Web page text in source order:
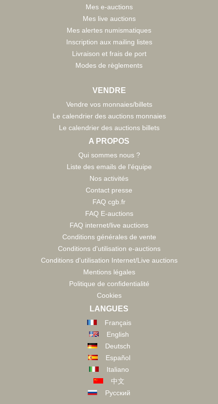
Mes e-auctions
Mes live auctions
Mes alertes numismatiques
Inscription aux mailing listes
Livraison et frais de port
Modes de règlements
VENDRE
Vendre vos monnaies/billets
Le calendrier des auctions monnaies
Le calendrier des auctions billets
A PROPOS
Qui sommes nous ?
Liste des emails de l'équipe
Nos activités
Contact presse
FAQ cgb.fr
FAQ E-auctions
FAQ internet/live auctions
Conditions générales de vente
Conditions d'utilisation e-auctions
Conditions d'utilisation Internet/Live auctions
Mentions légales
Politique de confidentialité
Cookies
LANGUES
Français
English
Deutsch
Español
Italiano
中文
Русский